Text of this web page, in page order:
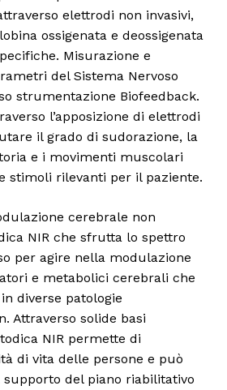
elettrodi non invasivi,
ossigenata e deossigenata
Misurazione e
del Sistema Nervoso
strumentazione Biofeedback.
l’apposizione di elettrodi
il grado di sudorazione, la
e i movimenti muscolari
stimoli rilevanti per il paziente.
cerebrale non
NIR che sfrutta lo spettro
per agire nella modulazione
e metabolici cerebrali che
diverse patologie
Attraverso solide basi
NIR permette di
di vita delle persone e può
del piano riabilitativo